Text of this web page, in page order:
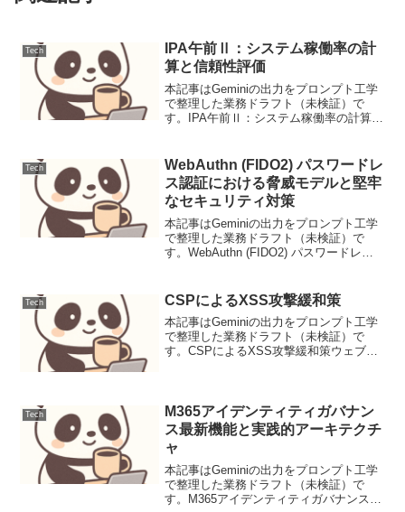
Tech
IPA午前Ⅱ：システム稼働率の計
算と信頼性評価
本記事はGeminiの出力をプロンプト工学
で整理した業務ドラフト（未検証）で
す。IPA午前Ⅱ：システム稼働率の計算と
を用いて、システムの運用可能な時間割
合を定量的...
Tech
WebAuthn (FIDO2) パスワードレ
ス認証における脅威モデルと堅牢
なセキュリティ対策
本記事はGeminiの出力をプロンプト工学
で整理した業務ドラフト（未検証）で
す。WebAuthn (FIDO2) パスワードレス
Authenticatio...
Tech CSPによるXSS攻撃緩和策
本記事はGeminiの出力をプロンプト工学
で整理した業務ドラフト（未検証）で
す。CSPによるXSS攻撃緩和策ウェブア
あり続けていま...
Tech
M365アイデンティティガバナン
ス最新機能と実践的アーキテクチ
ャ
本記事はGeminiの出力をプロンプト工学
で整理した業務ドラフト（未検証）で
す。M365アイデンティティガバナンス最